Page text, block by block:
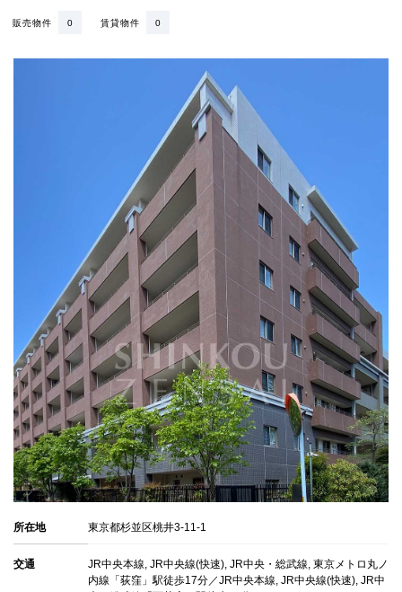
賃貸物件 0
販売物件 0
所在地 東京都杉並区桃井3-11-1
交通
JR中央本線, JR中央線(快速), JR中央・総武線, 東京メトロ丸ノ
内線「荻窪」駅徒歩17分／JR中央本線, JR中央線(快速), JR中